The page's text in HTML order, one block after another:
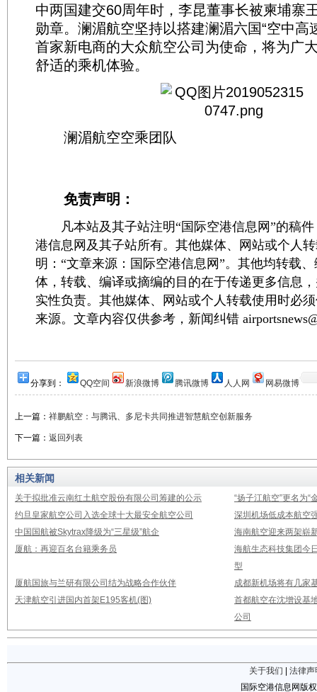
中两国建交60周年时，李昆董事长被柬埔寨
勋章。澜湄航空坚持以搭建澜湄六国“空中高
首家新电商的大众航空公司为使命，将为广
舒适的乘机体验。
澜湄航空空乘团队
免责声明：
凡本站及其子站注明“国际空港信息网”的稿件
港信息网及其子站所有。其他媒体、网站或个人
明：“文章来源：国际空港信息网”。其他均转载
体，转载、编译或摘编的目的在于传递更多信息
实性负责。其他媒体、网站或个人转载使用时必
来源。文章内容仅供参考，新闻纠错
分享到： QQ空间 新浪微博 腾讯微博 人人网 网易微博
上一篇： 祥鹏航空：与腾讯、多尼卡共同推进智慧航空创新服务
下一篇： 返回列表
相关新闻
关于拟批准云南红土航空股份有限公司筹建的公示
“扬子江航空”更名为“
约旦皇家航空公司入选全球十大最安全航空公司
深圳机场低成本航空
中国国航被Skytrax降级为“三星级”航企
海南航空迎来两架崭
厦航：再迎百名台籍乘务员
海航生态科技集团今
型
厦航国旅与兰研有限公司结为战略合作伙伴
成都新机场将有几家
天津航空引进国内首架E195客机(图)
首都航空在沈增设基
公司
关于我们
法律声
国际空港信息网版